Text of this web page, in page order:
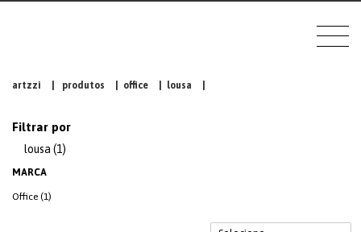
artzzi produtos office lousa
Filtrar por
lousa (1)
MARCA
Office (1)